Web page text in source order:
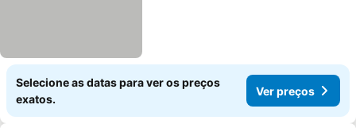
Selecione as datas para ver os preços
exatos.
Ver preços